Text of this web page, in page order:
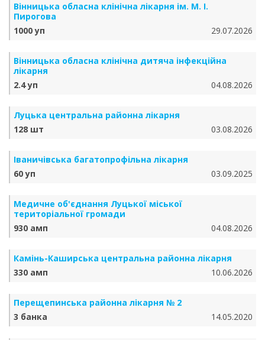
Вінницька обласна клінічна лікарня ім. М. І.
Пирогова
1000 уп
29.07.2026
Вінницька обласна клінічна дитяча інфекційна
лікарня
2.4 уп
04.08.2026
Луцька центральна районна лікарня
128 шт
03.08.2026
Іваничівська багатопрофільна лікарня
60 уп
03.09.2025
Медичне об'єднання Луцької міської
територіальної громади
930 амп
04.08.2026
Камінь-Каширська центральна районна лікарня
330 амп
10.06.2026
Перещепинська районна лікарня № 2
3 банка
14.05.2020